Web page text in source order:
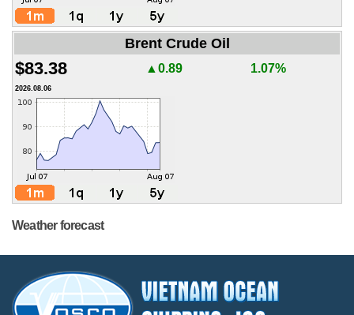
Brent Crude Oil
$83.38 ▲0.89 1.07%
2026.08.06
Weather forecast